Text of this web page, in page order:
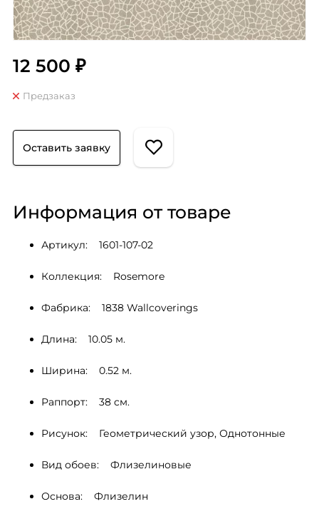
12 500 ₽
Предзаказ
Оставить заявку
Информация от товаре
Артикул:    1601-107-02
Коллекция:    Rosemore
Фабрика:    1838 Wallcoverings
Длина:    10.05 м.
Ширина:    0.52 м.
Раппорт:    38 cм.
Рисунок:    Геометрический узор, Однотонные
Вид обоев:    Флизелиновые
Основа:    Флизелин